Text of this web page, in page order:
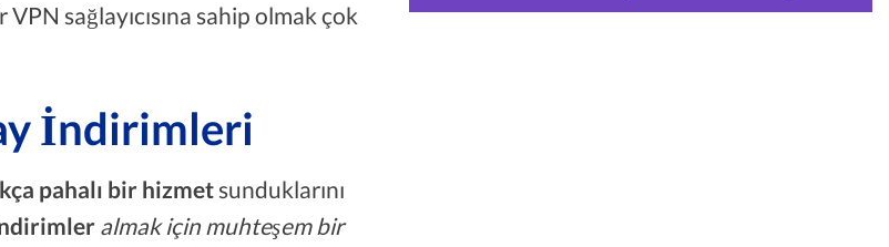
sağlayıcısına sahip olmak çok
İndirimleri
pahalı bir hizmetsunduklarını
almak için muhteşem bir